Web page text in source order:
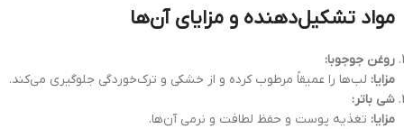
مواد تشکیل‌دهنده و مزایای آن‌ها
روغن جوجوبا:
مزایا: لب‌ها را عمیقاً مرطوب کرده و از خشکی و ترک‌خوردگی جلوگیری می‌کند.
شی باتر:
مزایا: تغذیه پوست و حفظ لطافت و نرمی آن‌ها.